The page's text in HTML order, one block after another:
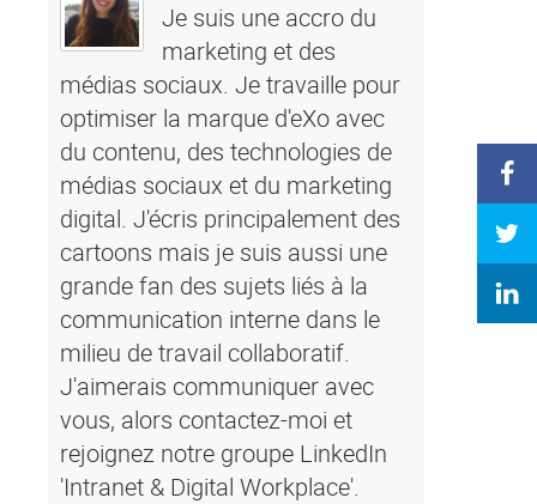
Je suis une accro du
marketing et des
médias sociaux. Je travaille pour
optimiser la marque d'eXo avec
du contenu, des technologies de
médias sociaux et du marketing
digital. J'écris principalement des
cartoons mais je suis aussi une
grande fan des sujets liés à la
communication interne dans le
milieu de travail collaboratif.
J'aimerais communiquer avec
vous, alors contactez-moi et
rejoignez notre groupe LinkedIn
'Intranet & Digital Workplace'.